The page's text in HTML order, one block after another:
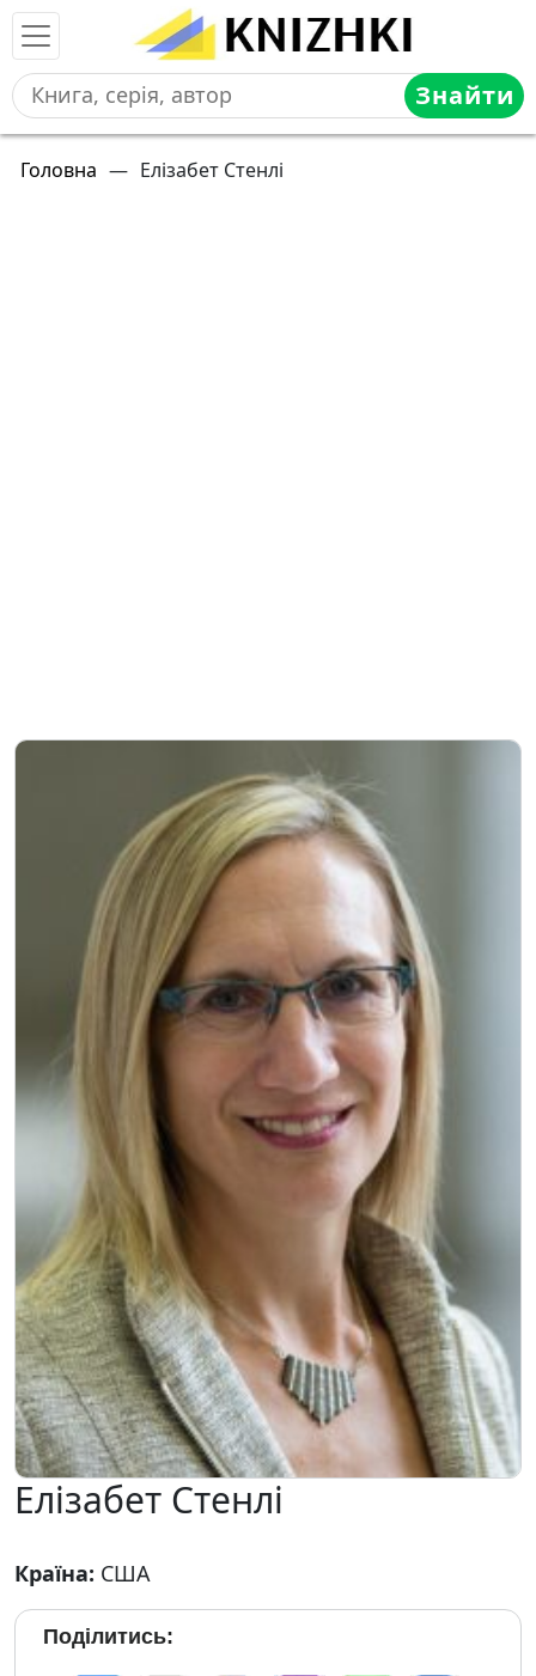
Знайти
Головна — Елізабет Стенлі
Елізабет Стенлі
Країна: США
Поділитись: